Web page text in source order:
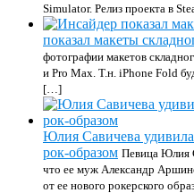
Simulator. Релиз проекта в
показал макеты
фотографии макетов
и ‌Pro‌ Max. Т.н. iPhone Fold
[…]
Юлия Савичева
рок-образом Певица Юлия
что ее муж Александр
от ее нового рокерского